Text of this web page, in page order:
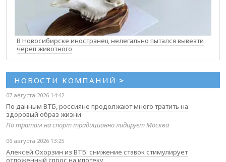
В Новосибирске иностранец нелегально пытался вывезти
череп животного
НОВОСТИ КОМПАНИЙ >
07 августа 2026 14:42
По данным ВТБ, россияне продолжают много тратить на
здоровый образ жизни
По тратам на спорт традиционно лидирует Москва
06 августа 2026 13:25
Алексей Охорзин из ВТБ: снижение ставок стимулирует
отложенный спрос на ипотеку